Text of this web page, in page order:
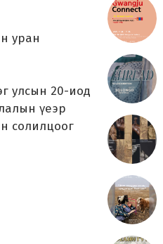
уран
улсын 20-иод
үеэр
солилцоог